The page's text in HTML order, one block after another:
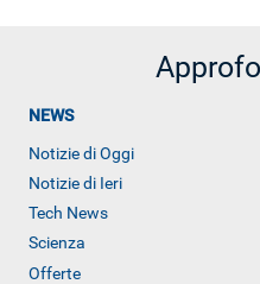
ALTRO
NEWS
Notizie di Oggi
Notizie di Ieri
Tech News
Scienza
Offerte